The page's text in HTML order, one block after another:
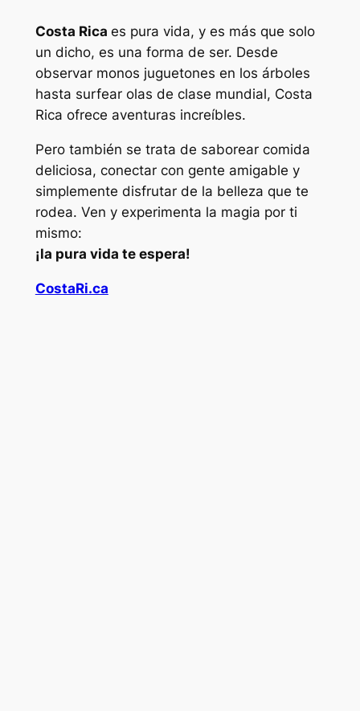
Costa Rica es pura vida, y es más que solo
un dicho, es una forma de ser. Desde
observar monos juguetones en los árboles
hasta surfear olas de clase mundial, Costa
Rica ofrece aventuras increíbles.
Pero también se trata de saborear comida
deliciosa, conectar con gente amigable y
simplemente disfrutar de la belleza que te
rodea. Ven y experimenta la magia por ti
mismo:
¡la pura vida te espera!
CostaRi.ca